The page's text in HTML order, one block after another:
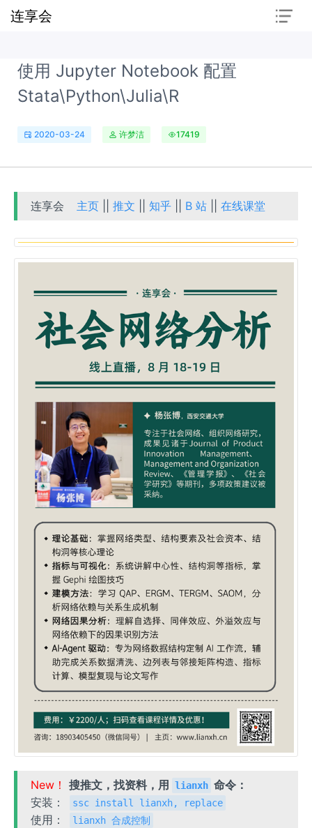
连享会
使用 Jupyter Notebook 配置
Stata\Python\Julia\R
2020-03-24 许梦洁 17419
连享会 主页 ||推文 ||知乎 B 站 ||在线课堂
New！ 搜推文，找资料，用 lianxh 命令：
安装：
ssc install lianxh, replace
使用：
lianxh 合成控制